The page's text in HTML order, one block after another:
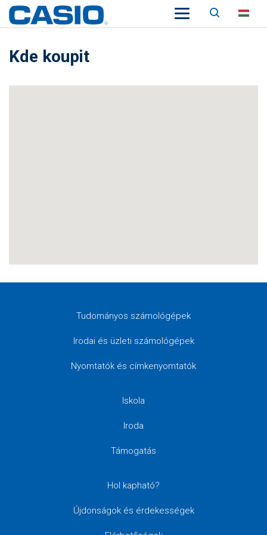
Keresés
Kde koupit
Tudományos számológépek
Irodai és üzleti számológépek
Nyomtatók és címkenyomtatók
Iskola
Iroda
Támogatás
Hol kapható?
Újdonságok és érdekességek